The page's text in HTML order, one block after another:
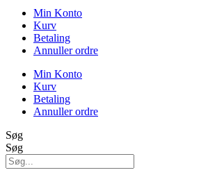
Min Konto
Kurv
Betaling
Annuller ordre
Min Konto
Kurv
Betaling
Annuller ordre
Søg
Søg